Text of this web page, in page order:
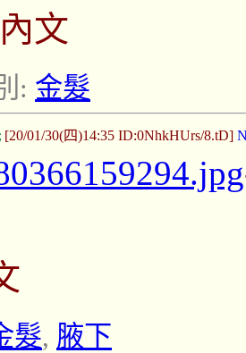
文
: 金髮
[20/01/30(四)14:35 ID:0NhkHUrs/8.tD]
髮, 腋下